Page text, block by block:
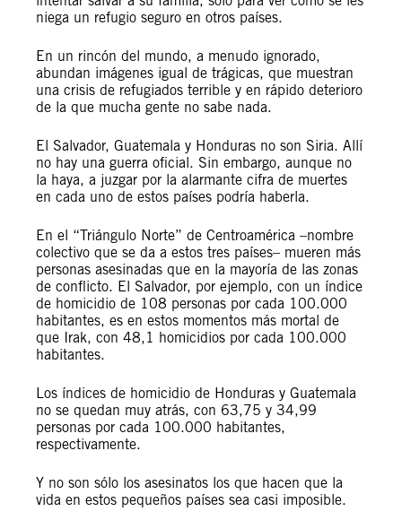
niega un refugio seguro en otros países.
En un rincón del mundo, a menudo ignorado,
abundan imágenes igual de trágicas, que muestran
una crisis de refugiados terrible y en rápido deterioro
de la que mucha gente no sabe nada.
El Salvador, Guatemala y Honduras no son Siria. Allí
no hay una guerra oficial. Sin embargo, aunque no
la haya, a juzgar por la alarmante cifra de muertes
en cada uno de estos países podría haberla.
En el “Triángulo Norte” de Centroamérica –nombre
colectivo que se da a estos tres países– mueren más
personas asesinadas que en la mayoría de las zonas
de conflicto. El Salvador, por ejemplo, con un índice
de homicidio de 108 personas por cada 100.000
habitantes, es en estos momentos más mortal de
que Irak, con 48,1 homicidios por cada 100.000
habitantes.
Los índices de homicidio de Honduras y Guatemala
no se quedan muy atrás, con 63,75 y 34,99
personas por cada 100.000 habitantes,
respectivamente.
Y no son sólo los asesinatos los que hacen que la
vida en estos pequeños países sea casi imposible.